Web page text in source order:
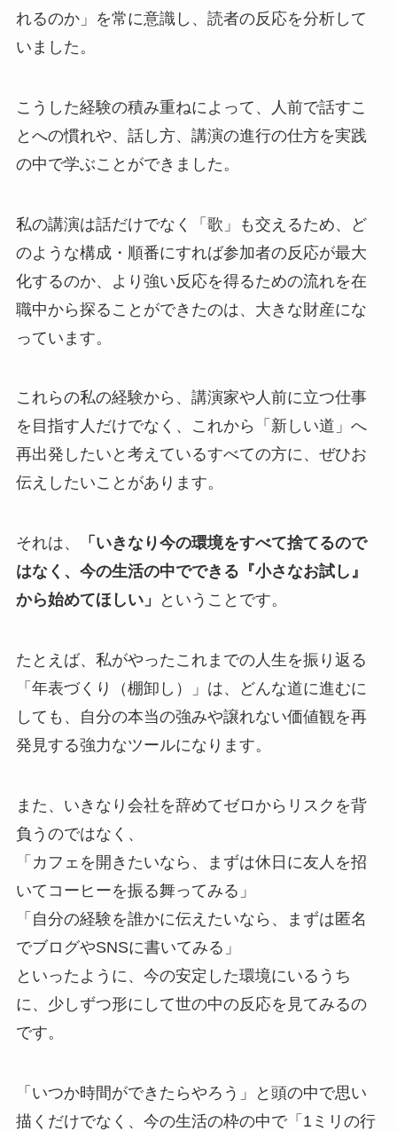
れるのか」を常に意識し、読者の反応を分析して
いました。
こうした経験の積み重ねによって、人前で話すこ
とへの慣れや、話し方、講演の進行の仕方を実践
の中で学ぶことができました。
私の講演は話だけでなく「歌」も交えるため、ど
のような構成・順番にすれば参加者の反応が最大
化するのか、より強い反応を得るための流れを在
職中から探ることができたのは、大きな財産にな
っています。
これらの私の経験から、講演家や人前に立つ仕事
を目指す人だけでなく、これから「新しい道」へ
再出発したいと考えているすべての方に、ぜひお
伝えしたいことがあります。
それは、
「いきなり今の環境をすべて捨てるので
はなく、今の生活の中でできる『小さなお試し』
から始めてほしい」
ということです。
たとえば、私がやったこれまでの人生を振り返る
「年表づくり（棚卸し）」は、どんな道に進むに
しても、自分の本当の強みや譲れない価値観を再
発見する強力なツールになります。
また、いきなり会社を辞めてゼロからリスクを背
負うのではなく、
「カフェを開きたいなら、まずは休日に友人を招
いてコーヒーを振る舞ってみる」
「自分の経験を誰かに伝えたいなら、まずは匿名
でブログやSNSに書いてみる」
といったように、今の安定した環境にいるうち
に、少しずつ形にして世の中の反応を見てみるの
です。
「いつか時間ができたらやろう」と頭の中で思い
描くだけでなく、今の生活の枠の中で「1ミリの行